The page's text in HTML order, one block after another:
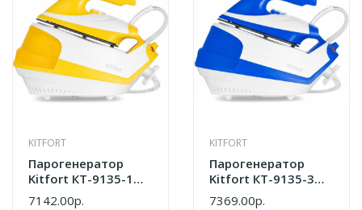
KITFORT
Парогенератор
Kitfort КТ-9135-1
Желтый/белый
7142.00р.
KITFORT
Парогенератор
Kitfort КТ-9135-3
Синий/белый
7369.00р.